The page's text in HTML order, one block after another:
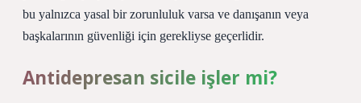
bu yalnızca yasal bir zorunluluk varsa ve danışanın veya
başkalarının güvenliği için gerekliyse geçerlidir.
Antidepresan sicile işler mi?